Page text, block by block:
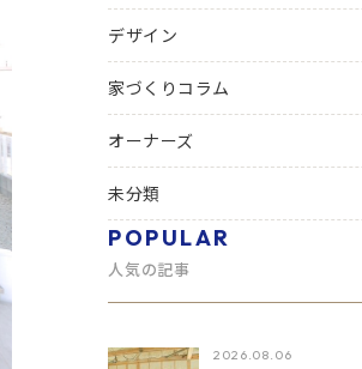
デザイン
家づくりコラム
オーナーズ
未分類
POPULAR
人気の記事
2026.08.06